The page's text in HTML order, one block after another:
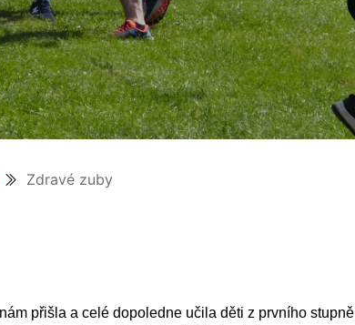
Zdravé zuby
přišla a celé dopoledne učila děti z prvního stupně